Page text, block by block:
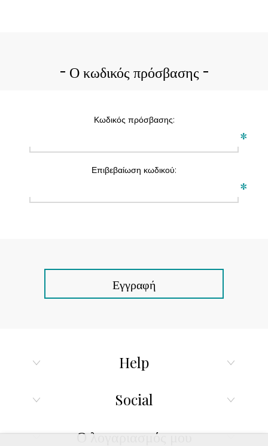
Ο κωδικός πρόσβασης
Κωδικός πρόσβασης:
*
Επιβεβαίωση κωδικού:
*
Εγγραφή
Help
Social
Ο λογαριασμός μου